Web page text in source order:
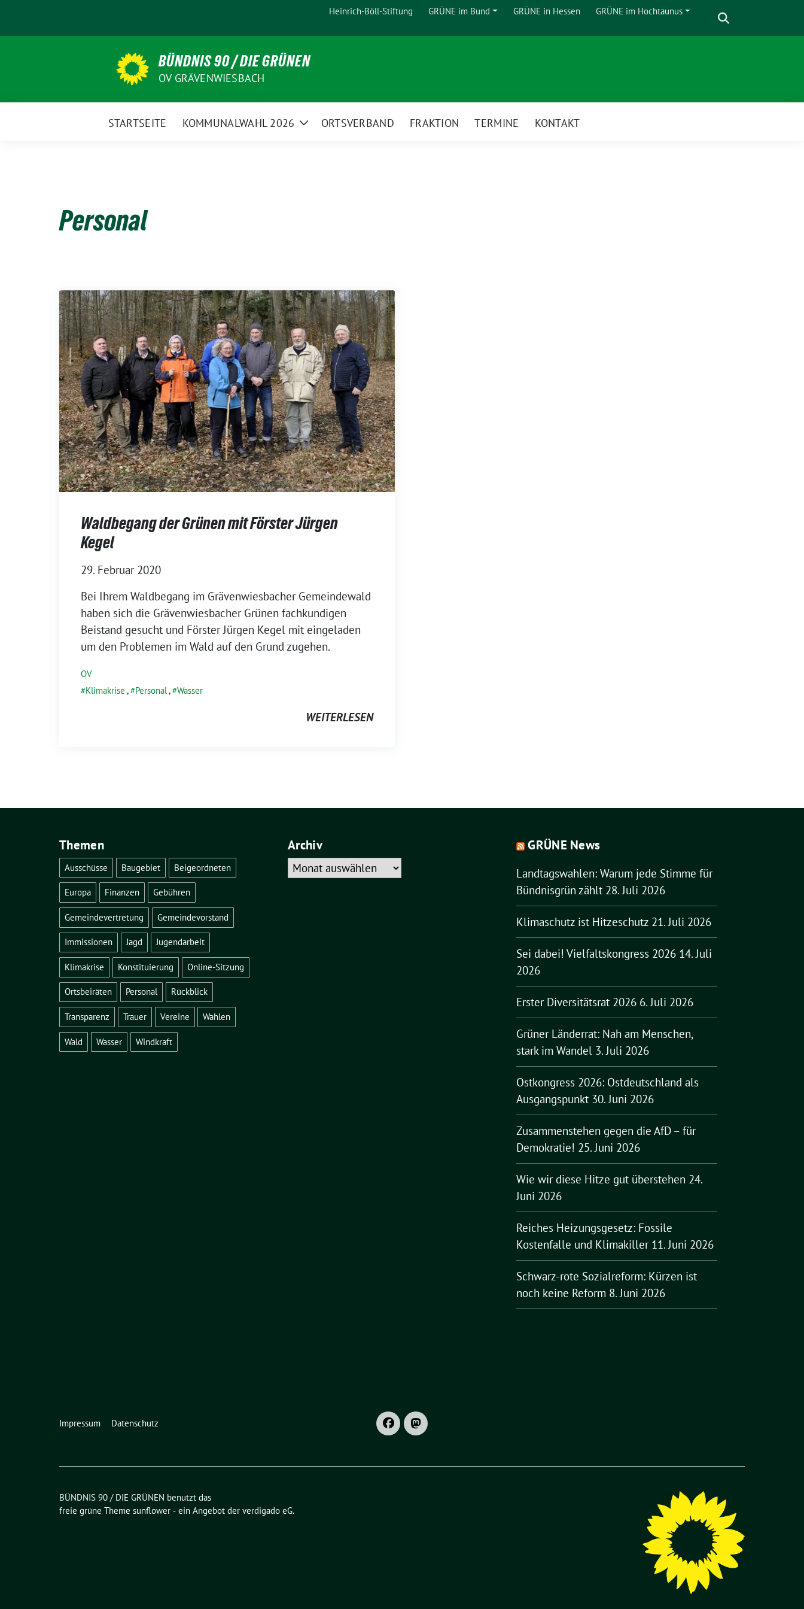
Heinrich-Böll-Stiftung GRÜNE im Bund
Zeige
GRÜNE in Hessen GRÜNE im Hochtaunus
Zeige
BÜNDNIS 90 / DIE GRÜNEN
OV GRÄVENWIESBACH
STARTSEITE KOMMUNALWAHL 2026
ZeigeORTSVERBAND FRAKTION TERMINE KONTAKT
Personal
Waldbegang der Grünen mit Förster Jürgen
Kegel
29. Februar 2020
Bei Ihrem Waldbegang im Grävenwiesbacher Gemeindewald
haben sich die Grävenwiesbacher Grünen fachkundigen
Beistand gesucht und Förster Jürgen Kegel mit eingeladen
um den Problemen im Wald auf den Grund zugehen.
OV
Klimakrise , Personal , Wasser
WEITERLESEN
Themen
Ausschüsse Baugebiet Beigeordneten
Europa Finanzen Gebühren
Gemeindevertretung Gemeindevorstand
Immissionen Jagd Jugendarbeit
Klimakrise Konstituierung Online-Sitzung
Ortsbeiräten Personal Rückblick
Transparenz Trauer Vereine Wahlen
Wald Wasser Windkraft
Archiv
Archiv
GRÜNE News
Landtagswahlen: Warum jede Stimme für
Bündnisgrün zählt 28. Juli 2026
Klimaschutz ist Hitzeschutz 21. Juli 2026
Sei dabei! Vielfaltskongress 2026 14. Juli
2026
Erster Diversitätsrat 2026 6. Juli 2026
Grüner Länderrat: Nah am Menschen,
stark im Wandel 3. Juli 2026
Ostkongress 2026: Ostdeutschland als
Ausgangspunkt 30. Juni 2026
Zusammenstehen gegen die AfD – für
Demokratie! 25. Juni 2026
Wie wir diese Hitze gut überstehen 24.
Juni 2026
Reiches Heizungsgesetz: Fossile
Kostenfalle und Klimakiller 11. Juni 2026
Schwarz-rote Sozialreform: Kürzen ist
noch keine Reform 8. Juni 2026
Impressum Datenschutz
BÜNDNIS 90 / DIE GRÜNEN benutzt das
freie grüne Theme sunflower ‐ ein Angebot der verdigado eG.